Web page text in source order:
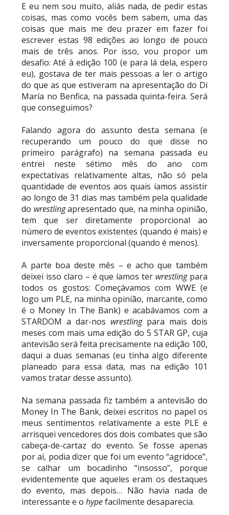
WWE: Possível adversário de Roman Reigns no
Money in the Bank
SCSA867-Aug 05 2026
WWE: Lesão de Brie Bella poderá afetar
regresso de AJ Lee
SCSA867 -Aug 04 2026
VITÓRIA DRAMÁTICA E ATAQUE DESTRUTIVO NO
RAW: Je'Von Evans supera Ethan Page mas é
abalroado por Big Cass
Unknown-Aug 04 2026
TENSÃO NO RAW: LA Knight confronta Roman
Reigns e exige combate pelo World
Heavyweight Championship
WWE: Novidades sobre gravidade da lesão de
Brie Bella
SCSA867 -Aug 04 2026
WWE: Jacy Jayne vê as Fatal Influence como a
versão feminina dos The Shield
SCSA867-Aug 04 2026
AEW: AEW anuncia data e local do
WrestleDream
SCSA867-Aug 04 2026
ESTAGNAÇÃO NO MAIN EVENT? Triple H
responde a críticas e deixa aviso claro aos
E eu nem sou muito, aliás nada, de pedir estas
coisas, mas como vocês bem sabem, uma das
coisas que mais me deu prazer em fazer foi
escrever estas 98 edições ao longo de pouco
mais de três anos. Por isso, vou propor um
desafio: Até à edição 100 (e para lá dela, espero
eu), gostava de ter mais pessoas a ler o artigo
do que as que estiveram na apresentação do Di
María no Benfica, na passada quinta-feira. Será
que conseguimos?
Falando agora do assunto desta semana (e
recuperando um pouco do que disse no
primeiro parágrafo) na semana passada eu
entrei neste sétimo mês do ano com
expectativas relativamente altas, não só pela
quantidade de eventos aos quais íamos assistir
ao longo de 31 dias mas também pela qualidade
do wrestlingapresentado que, na minha opinião,
tem que ser diretamente proporcional ao
número de eventos existentes (quando é mais) e
inversamente proporcional (quando é menos).
A parte boa deste mês – e acho que também
deixei isso claro – é que íamos ter wrestling para
todos os gostos: Começávamos com WWE (e
logo um PLE, na minha opinião, marcante, como
é o Money In The Bank) e acabávamos com a
STARDOM a dar-nos wrestling para mais dois
meses com mais uma edição do 5 STAR GP, cuja
antevisão será feita precisamente na edição 100,
daqui a duas semanas (eu tinha algo diferente
planeado para essa data, mas na edição 101
vamos tratar desse assunto).
Na semana passada fiz também a antevisão do
Money In The Bank, deixei escritos no papel os
meus sentimentos relativamente a este PLE e
arrisquei vencedores dos dois combates que são
cabeça-de-cartaz do evento. Se fosse apenas
por aí, podia dizer que foi um evento “agridoce”,
se calhar um bocadinho “insosso”, porque
evidentemente que aqueles eram os destaques
do evento, mas depois… Não havia nada de
interessante e o hypefacilmente desaparecia.